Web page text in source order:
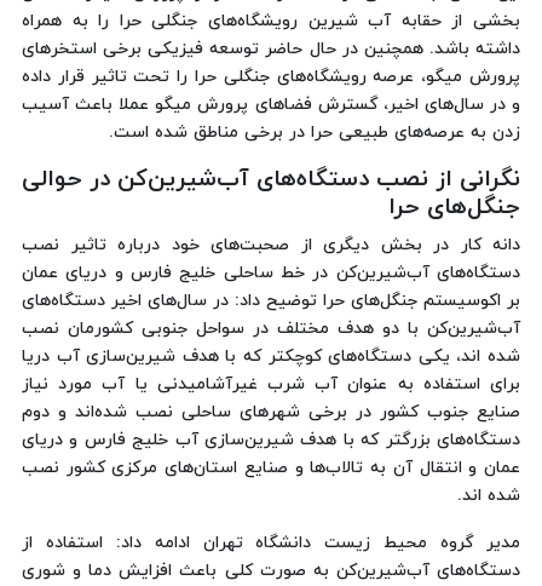
بخشی از حقابه آب شیرین رویشگاه‌های جنگلی حرا را به همراه
داشته باشد. همچنین در حال حاضر توسعه فیزیکی برخی استخرهای
پرورش میگو، عرصه رویشگاه‌های جنگلی حرا را تحت تاثیر قرار داده
و در سال‌های اخیر، گسترش فضاهای پرورش میگو عملا باعث آسیب
زدن به عرصه‌های طبیعی حرا در برخی مناطق شده است.
نگرانی از نصب دستگاه‌های آب‌شیرین‌کن در حوالی
جنگل‌های حرا
دانه کار در بخش دیگری از صحبت‌های خود درباره تاثیر نصب
دستگاه‌های آب‌شیرین‌کن در خط ساحلی خلیج فارس و دریای عمان
بر اکوسیستم جنگل‌های حرا توضیح داد: در سال‌های اخیر دستگاه‌های
آب‌شیرین‌کن با دو هدف مختلف در سواحل جنوبی کشورمان نصب
شده اند، یکی دستگاه‌های کوچکتر که با هدف شیرین‌سازی آب دریا
برای استفاده به عنوان آب شرب غیرآشامیدنی یا آب مورد نیاز
صنایع جنوب کشور در برخی شهرهای ساحلی نصب شده‌اند و دوم
دستگاه‌های بزرگتر که با هدف شیرین‌سازی آب خلیج فارس و دریای
عمان و انتقال آن به تالاب‌ها و صنایع استان‌های مرکزی کشور نصب
شده اند.
مدیر گروه محیط زیست دانشگاه تهران ادامه داد: استفاده از
دستگاه‌های آب‌شیرین‌کن به صورت کلی باعث افزایش دما و شوری